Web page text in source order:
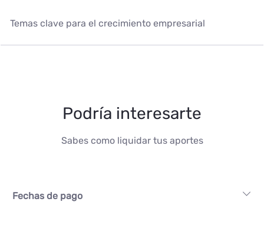
Temas clave para el crecimiento empresarial
Podría interesarte
Sabes como liquidar tus aportes
Fechas de pago